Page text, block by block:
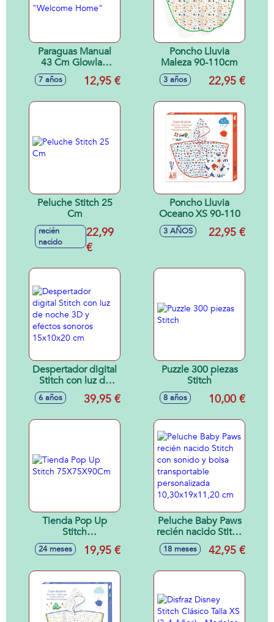
Paraguas Manual
43 Cm Glowlab
"Welcome Home"
7 años 12,95 €
Poncho Lluvia
Maleza 90-110cm
3 años 22,95 €
Peluche Stitch 25
Cm
recién
nacido
22,99
€
Poncho Lluvia
Oceano XS 90-110
3 AÑOS 22,95 €
Despertador digital
Stitch con luz de
noche 3D y efectos
sonoros 15x10x20
6 años 39,95 €
Puzzle 300 piezas
Stitch
8 años 10,00 €
Tienda Pop Up
Stitch
75X75X90Cm
24 meses 19,95 €
Peluche Baby Paws
recién nacido Stitch
con sonido y bolsa
transportable
10,30x19x11,20 cm
18 meses 42,95 €